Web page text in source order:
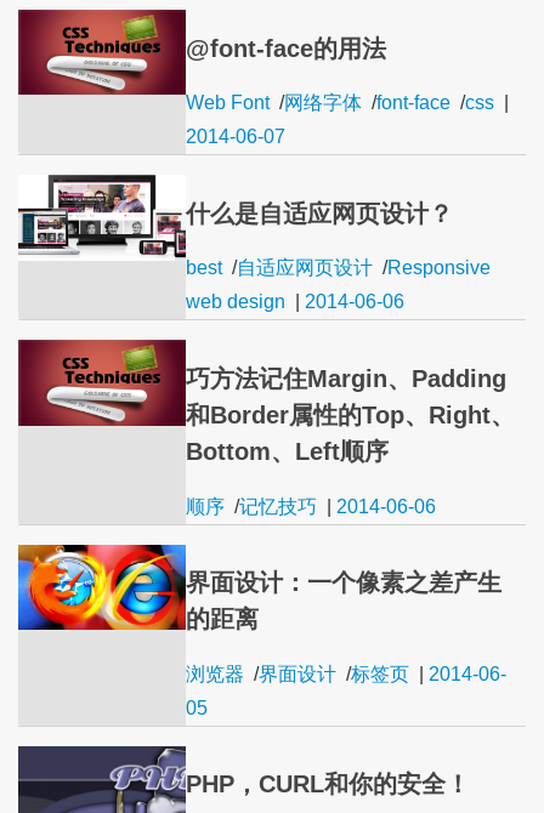
@font-face的用法
Web Font /网络字体 /font-face /css
2014-06-07
什么是自适应网页设计？
best /自适应网页设计 /Responsive
web design
2014-06-06
巧方法记住Margin、Padding
和Border属性的Top、Right、
Bottom、Left顺序
顺序 /记忆技巧 2014-06-06
界面设计：一个像素之差产生
的距离
浏览器 /界面设计 /标签页
2014-06-
05
PHP，CURL和你的安全！